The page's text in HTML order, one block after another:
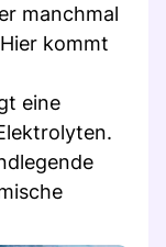
manchmal
kommt
eine